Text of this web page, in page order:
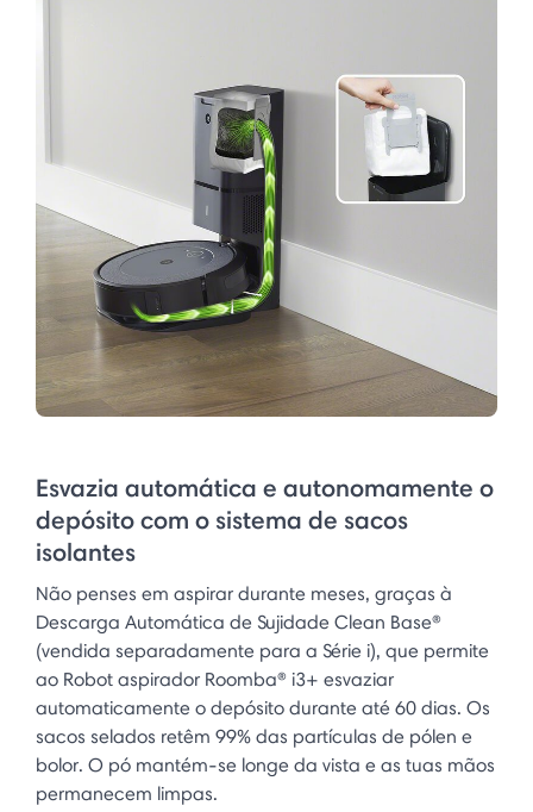
Esvazia automática e autonomamente o
depósito com o sistema de sacos
isolantes
Não penses em aspirar durante meses, graças à
Descarga Automática de Sujidade Clean Base®
(vendida separadamente para a Série i), que permite
ao Robot aspirador Roomba® i3+ esvaziar
automaticamente o depósito durante até 60 dias. Os
sacos selados retêm 99% das partículas de pólen e
bolor. O pó mantém-se longe da vista e as tuas mãos
permanecem limpas.